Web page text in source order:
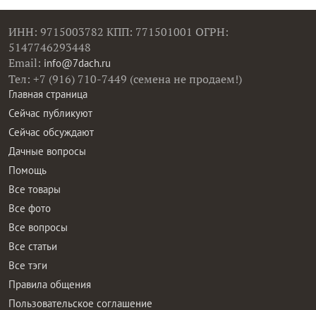
ИНН: 9715003782 КПП: 771501001 ОГРН:
5147746293448
Email: info@7dach.ru
Тел: +7 (916) 710-7449 (семена не продаем!)
Главная страница
Сейчас публикуют
Сейчас обсуждают
Дачные вопросы
Помощь
Все товары
Все фото
Все вопросы
Все статьи
Все тэги
Правила общения
Пользовательское соглашение